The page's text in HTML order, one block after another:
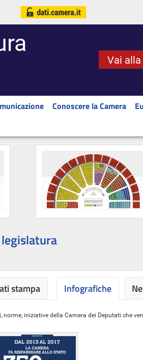
Vai
Conoscere la Camera
stampa Infografiche
iniziative della Camera dei Deputati che